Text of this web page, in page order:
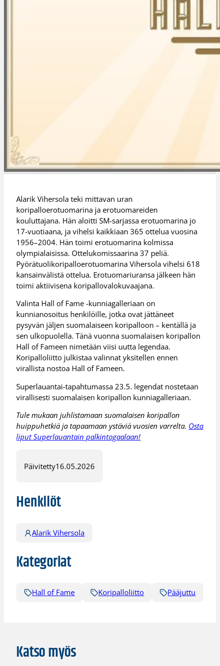
Alarik Vihersola teki mittavan uran
koripalloerotuomarina ja erotuomareiden
kouluttajana. Hän aloitti SM-sarjassa erotuomarina jo
17-vuotiaana, ja vihelsi kaikkiaan 365 ottelua vuosina
1956–2004. Hän toimi erotuomarina kolmissa
olympialaisissa. Ottelukomissaarina 37 peliä.
Pyörätuolikoripalloerotuomarina Vihersola vihelsi 618
kansainvälistä ottelua. Erotuomariuransa jälkeen hän
toimi aktiivisena koripallovalokuvaajana.
Valinta Hall of Fame -kunniagalleriaan on
kunnianosoitus henkilöille, jotka ovat jättäneet
pysyvän jäljen suomalaiseen koripalloon – kentällä ja
sen ulkopuolella. Tänä vuonna suomalaisen koripallon
Hall of Fameen nimetään viisi uutta legendaa.
Koripalloliitto julkistaa valinnat yksitellen ennen
virallista nostoa Hall of Fameen.
Superlauantai-tapahtumassa 23.5. legendat nostetaan
virallisesti suomalaisen koripallon kunniagalleriaan.
Tule mukaan juhlistamaan suomalaisen koripallon
huippuhetkiä ja tapaamaan ystäviä vuosien varrelta. Osta
liput Superlauantain palkintogaalaan!
Päivitetty16.05.2026
Henkilöt
Alarik Vihersola
Kategoriat
Hall of Fame Koripalloliitto Pääjuttu
Katso myös